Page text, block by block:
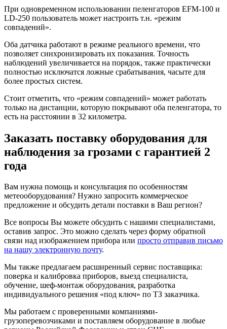
При одновременном использовании пеленгаторов EFM-100 и
LD-250 пользователь может настроить т.н. «режим
совпадений».
Оба датчика работают в режиме реального времени, что
позволяет синхронизировать их показания. Точность
наблюдений увеличивается на порядок, также практически
полностью исключатся ложные срабатывания, часыте для
более простых систем.
Стоит отметить, что «режим совпадений» может работать
только на дистанции, которую покрывают оба пеленгатора, то
есть на расстоянии в 32 километра.
Заказать поставку оборудования для
наблюдения за грозами с гарантией 2
года
Вам нужна помощь и консультация по особенностям
метеооборудования? Нужно запросить коммерческое
предложение и обсудить детали поставки в Ваш регион?
Все вопросы Вы можете обсудить с нашими специалистами,
оставив запрос. Это можно сделать через форму обратной
связи над изображением прибора или просто отправив письмо
на нашу электронную почту.
Мы также предлагаем расширенный сервис поставщика:
поверка и калибровка приборов, выезд специалиста,
обучение, шеф-монтаж оборудования, разработка
индивидуального решения «под ключ» по ТЗ заказчика.
Мы работаем с проверенными компаниями-
грузоперевозчиками и поставляем оборудование в любые